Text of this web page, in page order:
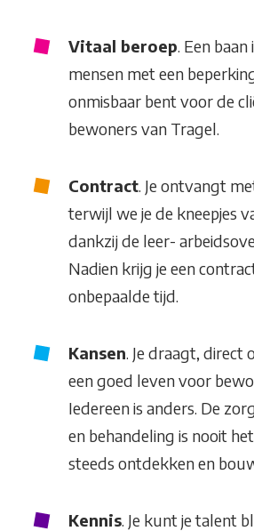
Vitaal beroep . Een
mensen met een
onmisbaar bent voor de
bewoners van Tragel.
Contract. Je ontvangt
terwijl we je de kneepjes
dankzij de leer-
Nadien krijg je een
onbepaalde tijd.
Kansen . Je draagt, direct
een goed leven voor
Iedereen is anders. De
en behandeling is nooit
steeds ontdekken en
Kennis. Je kunt je talent